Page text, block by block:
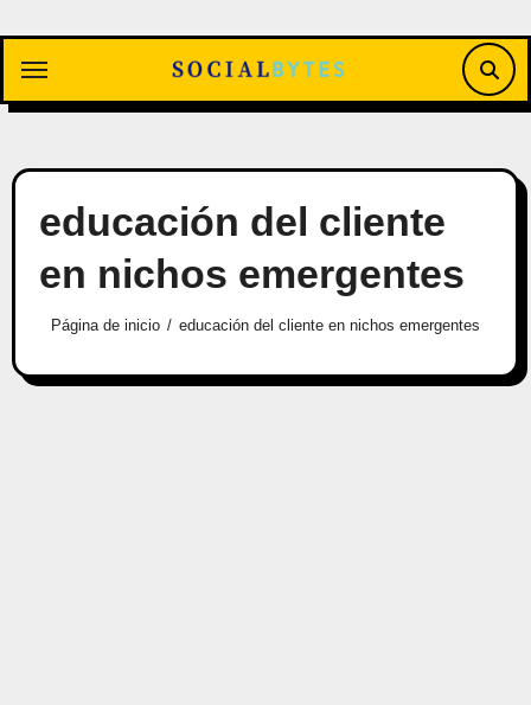
contenido
educación del cliente
en nichos emergentes
Página de inicio educación del cliente en nichos emergentes